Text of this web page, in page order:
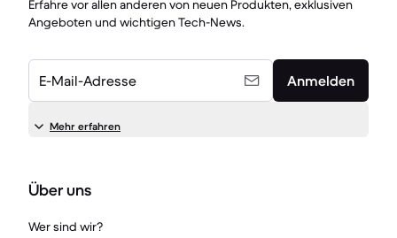
Erfahre vor allen anderen von neuen Produkten, exklusiven
Angeboten und wichtigen Tech-News.
E-Mail-Adresse Anmelden
Mehr erfahren
Über uns
Wer sind wir?